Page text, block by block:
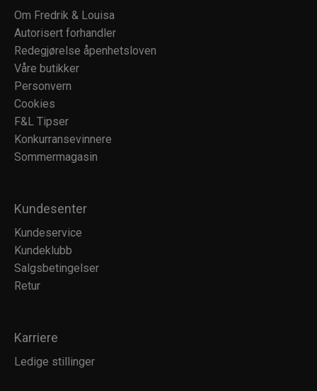
Om Fredrik & Louisa
Autorisert forhandler
Redegjørelse åpenhetsloven
Våre butikker
Personvern
Cookies
F&L Tipser
Konkurransevinnere
Sommermagasin
Kundesenter
Kundeservice
Kundeklubb
Salgsbetingelser
Retur
Karriere
Ledige stillinger